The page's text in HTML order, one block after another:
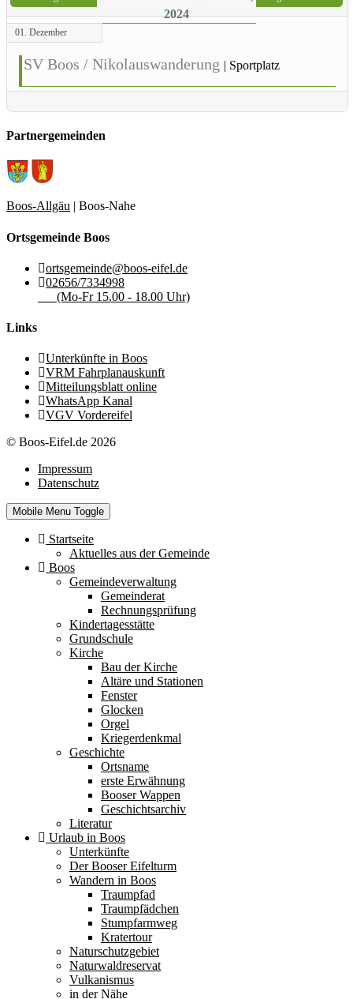
2024
01. Dezember
SV Boos / Nikolauswanderung | Sportplatz
Partnergemeinden
Boos-Allgäu | Boos-Nahe
Ortsgemeinde Boos
ortsgemeinde@boos-eifel.de
02656/7334998
(Mo-Fr 15.00 - 18.00 Uhr)
Links
Unterkünfte in Boos
VRM Fahrplanauskunft
Mitteilungsblatt online
WhatsApp Kanal
VGV Vordereifel
© Boos-Eifel.de 2026
Impressum
Datenschutz
Mobile Menu Toggle
Startseite
Aktuelles aus der Gemeinde
Boos
Gemeindeverwaltung
Gemeinderat
Rechnungsprüfung
Kindertagesstätte
Grundschule
Kirche
Bau der Kirche
Altäre und Stationen
Fenster
Glocken
Orgel
Kriegerdenkmal
Geschichte
Ortsname
erste Erwähnung
Booser Wappen
Geschichtsarchiv
Literatur
Urlaub in Boos
Unterkünfte
Der Booser Eifelturm
Wandern in Boos
Traumpfad
Traumpfädchen
Stumpfarmweg
Kratertour
Naturschutzgebiet
Naturwaldreservat
Vulkanismus
in der Nähe